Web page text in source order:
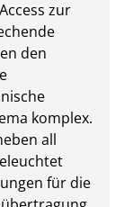
zur
den
komplex.
all
für die